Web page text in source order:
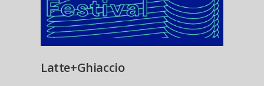
Latte+Ghiaccio